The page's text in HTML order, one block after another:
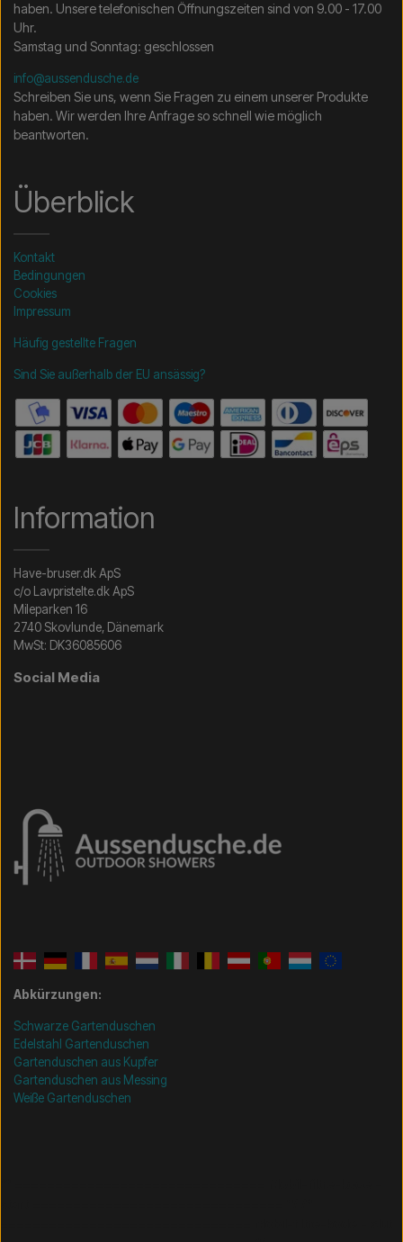
haben. Unsere telefonischen Öffnungszeiten sind von 9.00 - 17.00
Uhr.
Samstag und Sonntag: geschlossen
info@aussendusche.de
Schreiben Sie uns, wenn Sie Fragen zu einem unserer Produkte
haben. Wir werden Ihre Anfrage so schnell wie möglich
beantworten.
Überblick
Kontakt
Bedingungen
Cookies
Impressum
Häufig gestellte Fragen
Sind Sie außerhalb der EU ansässig?
Information
Have-bruser.dk ApS
c/o Lavpristelte.dk ApS
Mileparken 16
2740 Skovlunde, Dänemark
MwSt: DK36085606
Social Media
Abkürzungen:
Schwarze Gartenduschen
Edelstahl Gartenduschen
Gartenduschen aus Kupfer
Gartenduschen aus Messing
Weiße Gartenduschen